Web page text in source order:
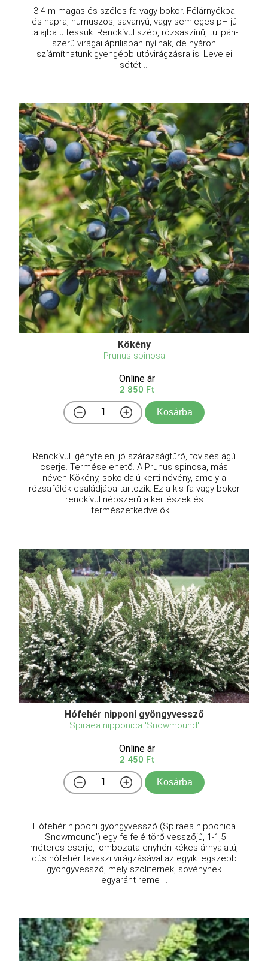
3-4 m magas és széles fa vagy bokor. Félárnyékba
és napra, humuszos, savanyú, vagy semleges pH-jú
talajba ültessük. Rendkívül szép, rózsaszínű, tulipán-
szerű virágai áprilisban nyílnak, de nyáron
szíámíthatunk gyengébb utóvirágzásra is. Levelei
sötét ...
Kökény
Prunus spinosa
Online ár
2 850 Ft
Kosárba
Rendkívül igénytelen, jó szárazságtűrő, tövises ágú
cserje. Termése ehető. A Prunus spinosa, más
néven Kökény, sokoldalú kerti növény, amely a
rózsafélék családjába tartozik. Ez a kis fa vagy bokor
rendkívül népszerű a kertészek és
természetkedvelők ...
Hófehér nipponi gyöngyvessző
Spiraea nipponica 'Snowmound'
Online ár
2 450 Ft
Kosárba
Hófehér nipponi gyöngyvessző (Spiraea nipponica
'Snowmound') egy felfelé törő vesszőjű, 1-1,5
méteres cserje, lombozata enyhén kékes árnyalatú,
dús hófehér tavaszi virágzásával az egyik legszebb
gyöngyvessző, mely szoliternek, sövénynek
egyaránt reme ...